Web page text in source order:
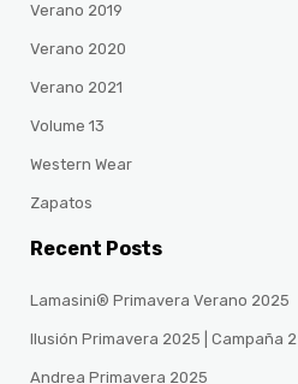
Verano 2019
Verano 2020
Verano 2021
Volume 13
Western Wear
Zapatos
Recent Posts
Lamasini® Primavera Verano 2025
Ilusión Primavera 2025 | Campaña 2
Andrea Primavera 2025